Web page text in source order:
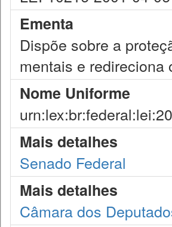
Ementa
Dispõe sobre a
mentais e
Nome Uniforme
Mais detalhes
Senado Federal
Mais detalhes
Câmara dos